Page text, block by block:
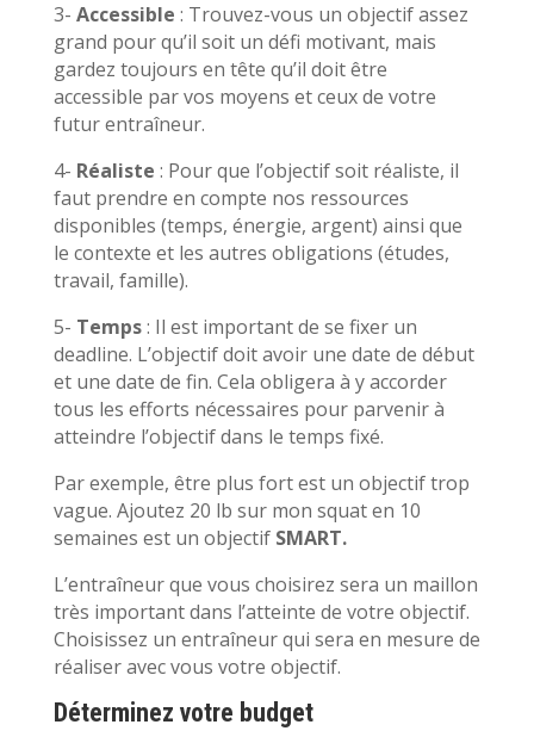
3- Accessible : Trouvez-vous un objectif assez
grand pour qu’il soit un défi motivant, mais
gardez toujours en tête qu’il doit être
accessible par vos moyens et ceux de votre
futur entraîneur.
4- Réaliste : Pour que l’objectif soit réaliste, il
faut prendre en compte nos ressources
disponibles (temps, énergie, argent) ainsi que
le contexte et les autres obligations (études,
travail, famille).
5- Temps: Il est important de se fixer un
deadline. L’objectif doit avoir une date de début
et une date de fin. Cela obligera à y accorder
tous les efforts nécessaires pour parvenir à
atteindre l’objectif dans le temps fixé.
Par exemple, être plus fort est un objectif trop
vague. Ajoutez 20 lb sur mon squat en 10
semaines est un objectif SMART.
L’entraîneur que vous choisirez sera un maillon
très important dans l’atteinte de votre objectif.
Choisissez un entraîneur qui sera en mesure de
réaliser avec vous votre objectif.
Déterminez votre budget